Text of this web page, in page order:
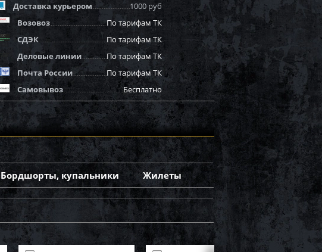
Доставка курьером
1000 руб
Возовоз
По тарифам ТК
СДЭК
По тарифам ТК
Деловые линии
По тарифам ТК
Почта России
По тарифам ТК
Самовывоз
Бесплатно
Бордшорты, купальники Жилеты